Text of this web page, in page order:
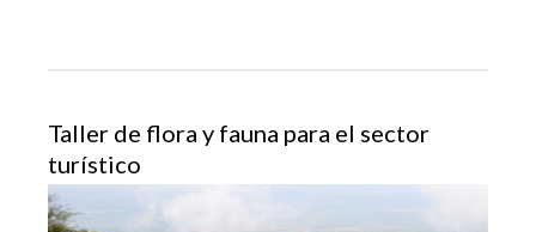
Taller de flora y fauna para el sector
turístico